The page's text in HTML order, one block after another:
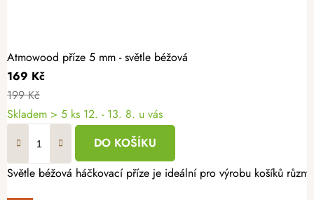
Atmowood příze 5 mm - světle béžová
169 Kč
199 Kč
Skladem > 5 ks 12. - 13. 8. u vás
DO KOŠÍKU
Světle béžová háčkovací příze je ideální pro výrobu košíků